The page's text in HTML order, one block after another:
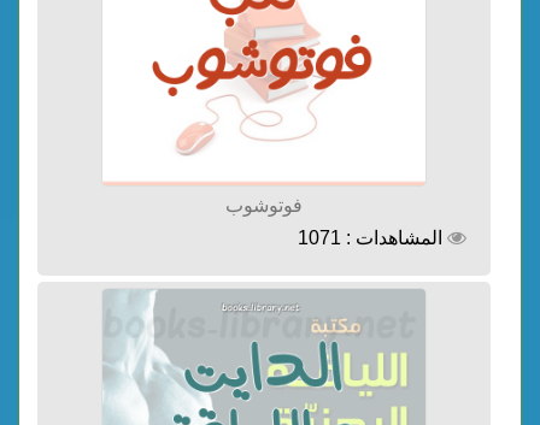
فوتوشوب
المشاهدات : 1071